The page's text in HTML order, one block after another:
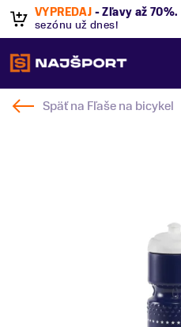
VÝPREDAJ - Zľavy až 70%.
sezónu už dnes!
Späť na Fľaše na bicykel